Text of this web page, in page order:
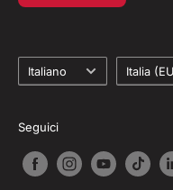
Lingua
Italiano Paese
Italia
Seguici